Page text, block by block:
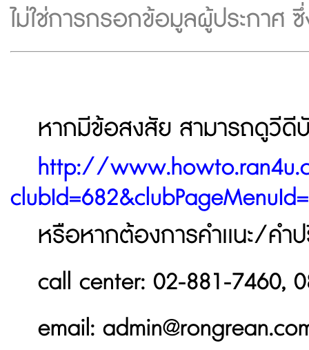
ไม่ใช่การกรอกข้อมูลผู้ประกาศ ซึ่
หากมีข้อสงสัย สามารถดูวีดี
http://
หรือหากต้องการคำเเนะ/ค
call center: 02-881-7460,
email: